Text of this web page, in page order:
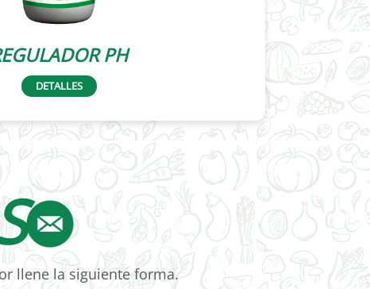
PH
DETALLES
llene la siguiente forma.